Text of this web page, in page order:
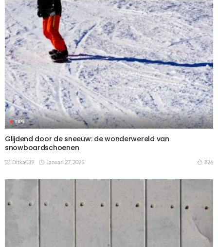
TIPS
Glijdend door de sneeuw: de wonderwereld van
snowboardschoenen
Ditka039 Januari 27, 2025 826